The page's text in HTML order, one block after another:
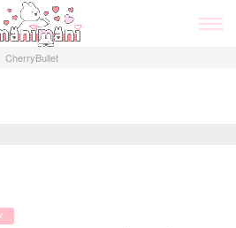
CherryBullet